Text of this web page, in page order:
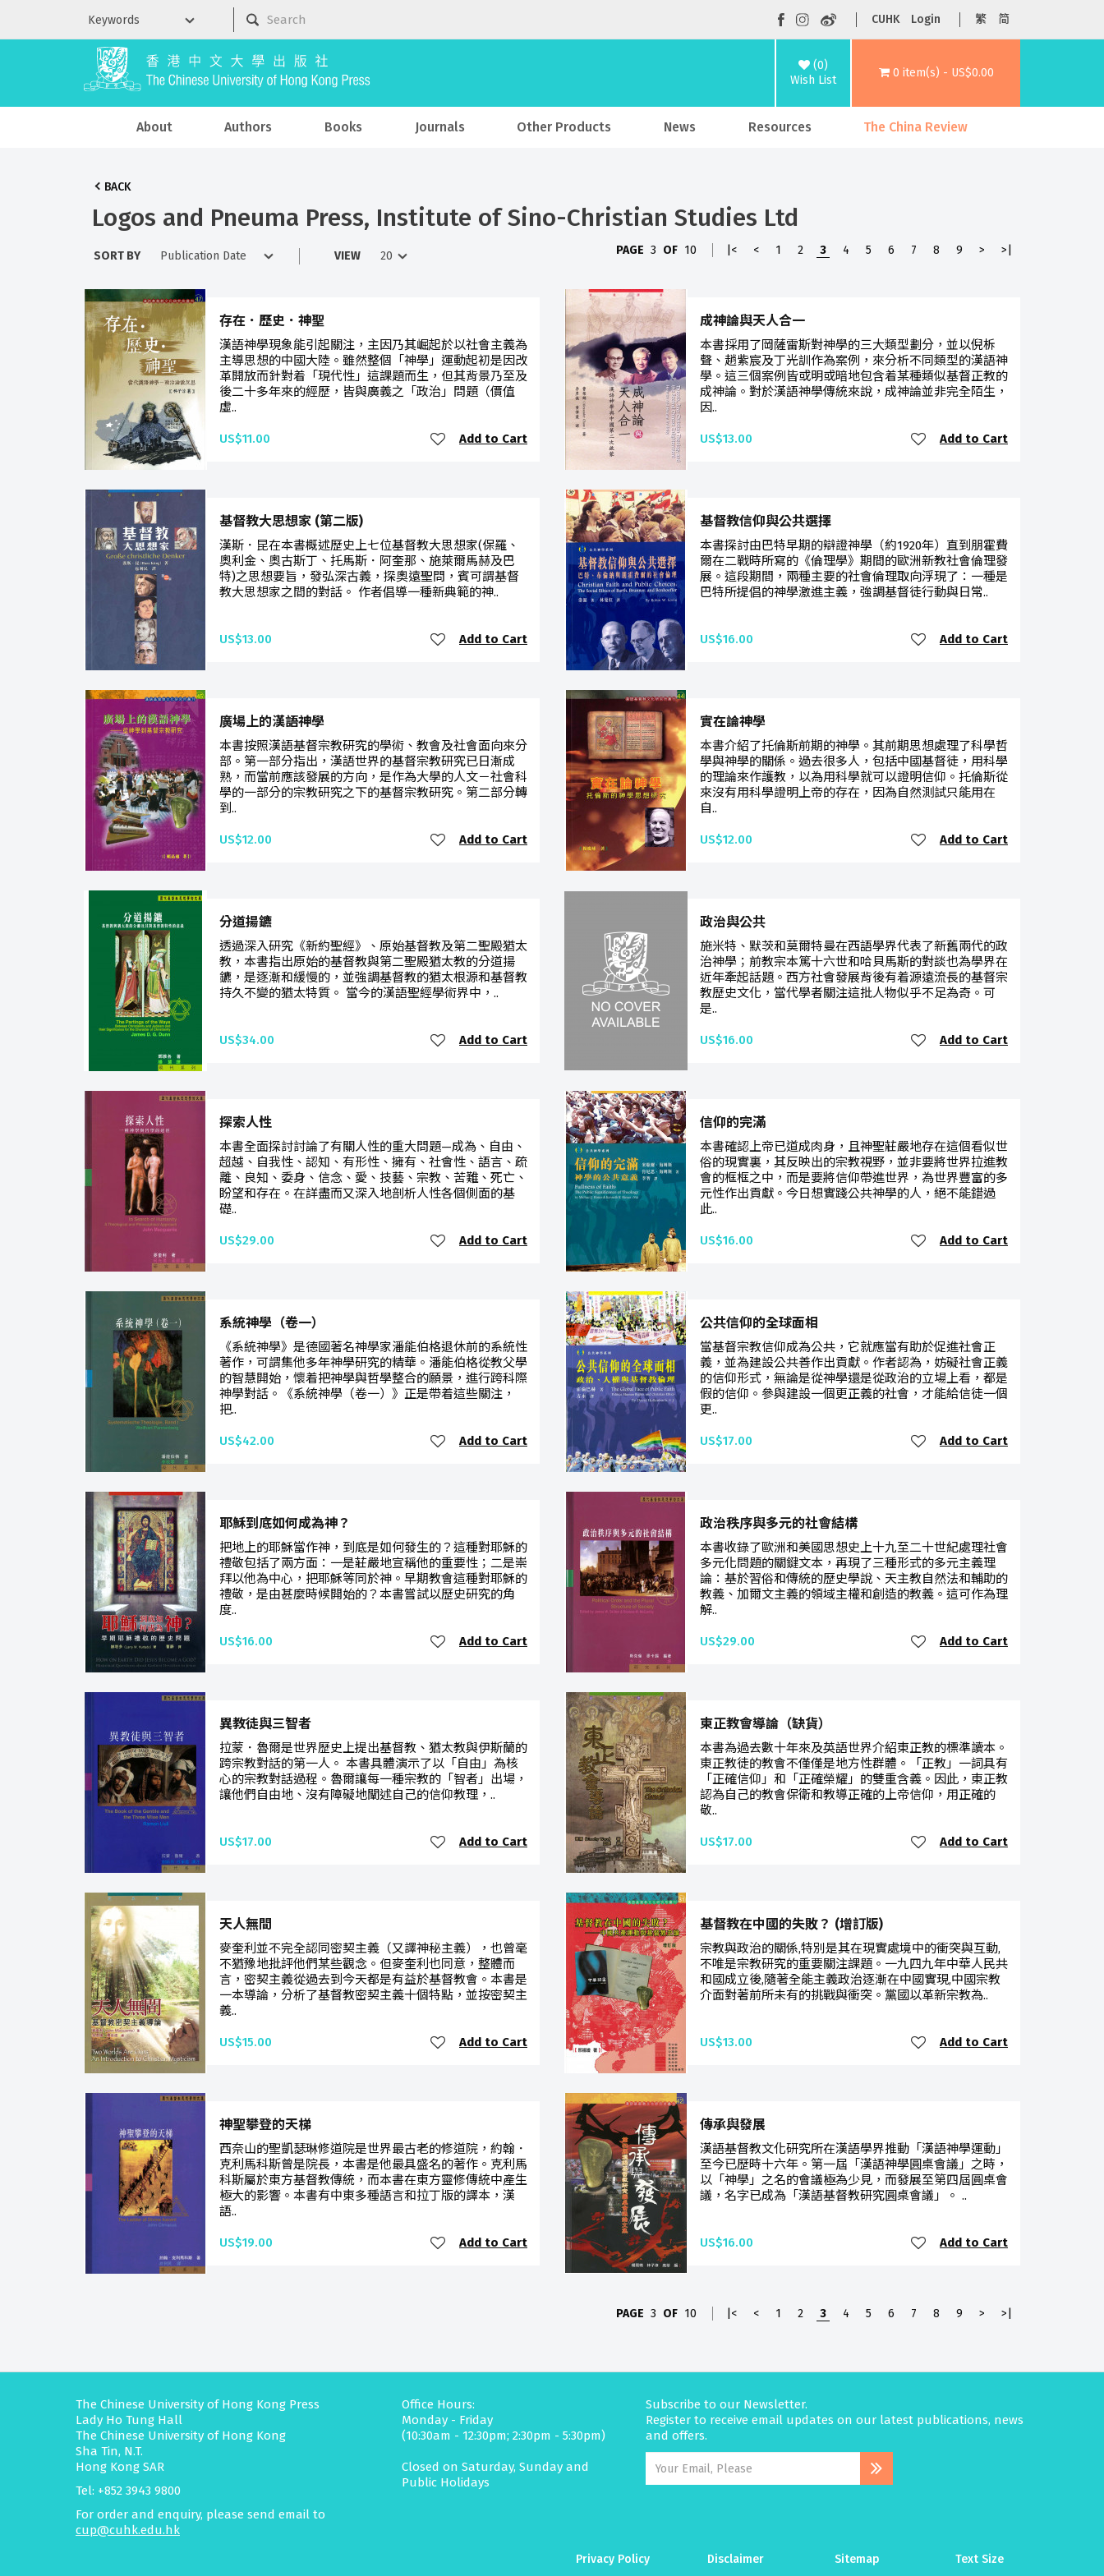
CUHK Login 繁 简
(0)
Wish List
0 item(s) - US$0.00
About Authors Books Journals Other Products News Resources The China Review
BACK
Logos and Pneuma Press, Institute of Sino-Christian Studies Ltd
SORT BY VIEW PAGE 3 OF 10 |< < 1 2 3 4 5 6 7 8 9 > >|
存在．歷史．神聖
漢語神學現象能引起關注，主因乃其崛起於以社會主義為
主導思想的中國大陸。雖然整個「神學」運動起初是因改
革開放而針對着「現代性」這課題而生，但其背景乃至及
後二十多年來的經歷，皆與廣義之「政治」問題（價值
虛..
US$11.00 Add to Cart
成神論與天人合一
本書採用了岡薩雷斯對神學的三大類型劃分，並以倪柝
聲、趙紫宸及丁光訓作為案例，來分析不同類型的漢語神
學。這三個案例皆或明或暗地包含着某種類似基督正教的
成神論。對於漢語神學傳統來說，成神論並非完全陌生，
因..
US$13.00 Add to Cart
基督教大思想家 (第二版)
漢斯．昆在本書概述歷史上七位基督教大思想家(保羅、
奧利金、奧古斯丁、托馬斯．阿奎那、施萊爾馬赫及巴
特)之思想要旨，發弘深古義，探奧遠聖問，賓可謂基督
教大思想家之間的對話。 作者倡導一種新典範的神..
US$13.00 Add to Cart
基督教信仰與公共選擇
本書探討由巴特早期的辯證神學（約1920年）直到朋霍費
爾在二戰時所寫的《倫理學》期間的歐洲新教社會倫理發
展。這段期間，兩種主要的社會倫理取向浮現了：一種是
巴特所提倡的神學激進主義，強調基督徒行動與日常..
US$16.00 Add to Cart
廣場上的漢語神學
本書按照漢語基督宗教研究的學術、教會及社會面向來分
部。第一部分指出，漢語世界的基督宗教研究已日漸成
熟，而當前應該發展的方向，是作為大學的人文－社會科
學的一部分的宗教研究之下的基督宗教研究。第二部分轉
到..
US$12.00 Add to Cart
實在論神學
本書介紹了托倫斯前期的神學。其前期思想處理了科學哲
學與神學的關係。過去很多人，包括中國基督徒，用科學
的理論來作護教，以為用科學就可以證明信仰。托倫斯從
來沒有用科學證明上帝的存在，因為自然測試只能用在
自..
US$12.00 Add to Cart
分道揚鑣
透過深入研究《新約聖經》、原始基督教及第二聖殿猶太
教，本書指出原始的基督教與第二聖殿猶太教的分道揚
鑣，是逐漸和緩慢的，並強調基督教的猶太根源和基督教
持久不變的猶太特質。 當今的漢語聖經學術界中，..
US$34.00 Add to Cart
政治與公共
施米特、默茨和莫爾特曼在西語學界代表了新舊兩代的政
治神學；前教宗本篤十六世和哈貝馬斯的對談也為學界在
近年牽起話題。西方社會發展背後有着源遠流長的基督宗
教歷史文化，當代學者關注這批人物似乎不足為奇。可
是..
US$16.00 Add to Cart
探索人性
本書全面探討討論了有關人性的重大問題—成為、自由、
超越、自我性、認知、有形性、擁有、社會性、語言、疏
離、良知、委身、信念、愛、技藝、宗教、苦難、死亡、
盼望和存在。在詳盡而又深入地剖析人性各個側面的基
礎..
US$29.00 Add to Cart
信仰的完滿
本書確認上帝已道成肉身，且神聖莊嚴地存在這個看似世
俗的現實裏，其反映出的宗教視野，並非要將世界拉進教
會的框框之中，而是要將信仰帶進世界，為世界豐富的多
元性作出貢獻。今日想實踐公共神學的人，絕不能錯過
此..
US$16.00 Add to Cart
系統神學（卷一）
《系統神學》是德國著名神學家潘能伯格退休前的系統性
著作，可謂集他多年神學研究的精華。潘能伯格從教父學
的智慧開始，懷着把神學與哲學整合的願景，進行跨科際
神學對話。《系統神學（卷一）》正是帶着這些關注，
把..
US$42.00 Add to Cart
公共信仰的全球面相
當基督宗教信仰成為公共，它就應當有助於促進社會正
義，並為建設公共善作出貢獻。作者認為，妨礙社會正義
的信仰形式，無論是從神學還是從政治的立場上看，都是
假的信仰。參與建設一個更正義的社會，才能給信徒一個
更..
US$17.00 Add to Cart
耶穌到底如何成為神？
把地上的耶穌當作神，到底是如何發生的？這種對耶穌的
禮敬包括了兩方面：一是莊嚴地宣稱他的重要性；二是崇
拜以他為中心，把耶穌等同於神。早期教會這種對耶穌的
禮敬，是由甚麼時候開始的？本書嘗試以歷史研究的角
度..
US$16.00 Add to Cart
政治秩序與多元的社會結構
本書收錄了歐洲和美國思想史上十九至二十世紀處理社會
多元化問題的關鍵文本，再現了三種形式的多元主義理
論：基於習俗和傳統的歷史學說、天主教自然法和輔助的
教義、加爾文主義的領域主權和創造的教義。這可作為理
解..
US$29.00 Add to Cart
異教徒與三智者
拉蒙．魯爾是世界歷史上提出基督教、猶太教與伊斯蘭的
跨宗教對話的第一人。 本書具體演示了以「自由」為核
心的宗教對話過程。魯爾讓每一種宗教的「智者」出場，
讓他們自由地、沒有障礙地闡述自己的信仰教理，..
US$17.00 Add to Cart
東正教會導論（缺貨）
本書為過去數十年來及英語世界介紹東正教的標準讀本。
東正教徒的教會不僅僅是地方性群體。「正教」一詞具有
「正確信仰」和「正確榮耀」的雙重含義。因此，東正教
認為自己的教會保衛和教導正確的上帝信仰，用正確的
敬..
US$17.00 Add to Cart
天人無間
麥奎利並不完全認同密契主義（又譯神秘主義），也曾毫
不猶豫地批評他們某些觀念。但麥奎利也同意，整體而
言，密契主義從過去到今天都是有益於基督教會。本書是
一本導論，分析了基督教密契主義十個特點，並按密契主
義..
US$15.00 Add to Cart
基督教在中國的失敗？ (增訂版)
宗教與政治的關係,特別是其在現實處境中的衝突與互動,
不唯是宗教研究的重要關注課題。一九四九年中華人民共
和國成立後,隨著全能主義政治逐漸在中國實現,中國宗教
介面對著前所未有的挑戰與衝突。黨國以革新宗教為..
US$13.00 Add to Cart
神聖攀登的天梯
西奈山的聖凱瑟琳修道院是世界最古老的修道院，約翰．
克利馬科斯曾是院長，本書是他最具盛名的著作。克利馬
科斯屬於東方基督教傳統，而本書在東方靈修傳統中產生
極大的影響。本書有中東多種語言和拉丁版的譯本，漢
語..
US$19.00 Add to Cart
傳承與發展
漢語基督教文化研究所在漢語學界推動「漢語神學運動」
至今已歷時十六年。第一屆「漢語神學圓桌會議」之時，
以「神學」之名的會議極為少見，而發展至第四屆圓桌會
議，名字已成為「漢語基督教研究圓桌會議」。 ..
US$16.00 Add to Cart
PAGE 3 OF 10 |< < 1 2 3 4 5 6 7 8 9 > >|
The Chinese University of Hong Kong Press
Lady Ho Tung Hall
The Chinese University of Hong Kong
Sha Tin, N.T.
Hong Kong SAR
Tel: +852 3943 9800
For order and enquiry, please send email to
cup@cuhk.edu.hk
Office Hours:
Monday - Friday
(10:30am - 12:30pm; 2:30pm - 5:30pm)
Closed on Saturday, Sunday and
Public Holidays
Subscribe to our Newsletter.
Register to receive email updates on our latest publications, news
and offers.
Privacy Policy Disclaimer Sitemap Text Size